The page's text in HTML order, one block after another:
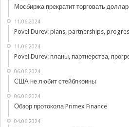
Мосбиржа прекратит торговать
11.06.2024
Povel Durev: plans, partnerships,
11.06.2024
Povel Durev: планы, партнерства,
06.06.2024
США не любит стейблкоины
06.06.2024
Обзор протокола Primex Finance
04.06.2024